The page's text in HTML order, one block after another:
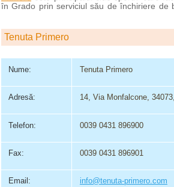
în Grado prin serviciul său de închiriere de
Tenuta Primero
Nume: Tenuta Primero
Adresă: 14, Via Monfalcone,
Telefon: 0039 0431 896900
Fax: 0039 0431 896901
Email: info@tenuta-primero.com